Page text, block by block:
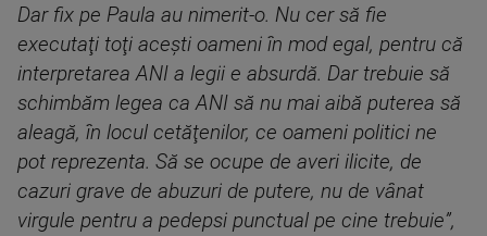
Dar fix pe Paula au nimerit-o. Nu cer să fie
executaţi toţi aceşti oameni în mod egal, pentru că
interpretarea ANI a legii e absurdă. Dar trebuie să
schimbăm legea ca ANI să nu mai aibă puterea să
aleagă, în locul cetăţenilor, ce oameni politici ne
pot reprezenta. Să se ocupe de averi ilicite, de
cazuri grave de abuzuri de putere, nu de vânat
virgule pentru a pedepsi punctual pe cine trebuie”,